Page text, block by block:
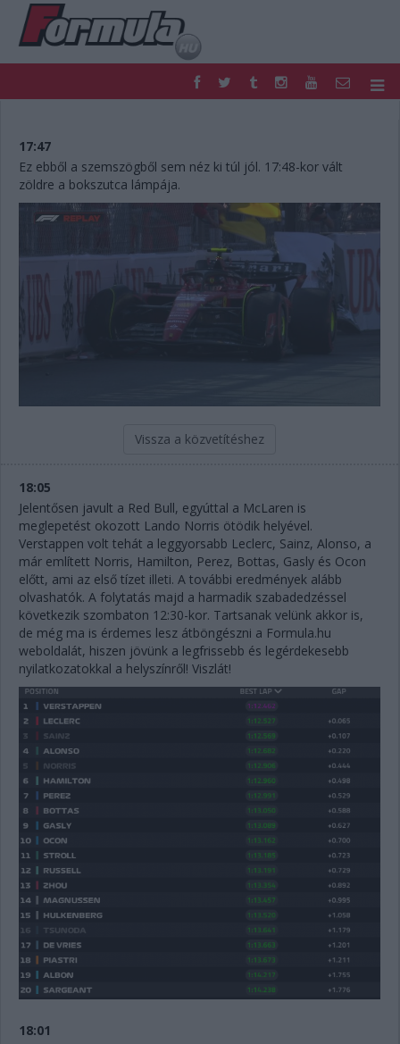
FORMULA
NEMZETKÖZI
HAZAI
RETRO
PODCAST
SHOP
DIGITÁLIS MAGAZIN
PONTÁLLÁSOK
VERSENYNAPTÁRAK
17:47
Ez ebből a szemszögből sem néz ki túl jól. 17:48-kor vált
zöldre a bokszutca lámpája.
Vissza a közvetítéshez
18:05
Jelentősen javult a Red Bull, egyúttal a McLaren is
meglepetést okozott Lando Norris ötödik helyével.
Verstappen volt tehát a leggyorsabb Leclerc, Sainz, Alonso, a
már említett Norris, Hamilton, Perez, Bottas, Gasly és Ocon
előtt, ami az első tízet illeti. A további eredmények alább
olvashatók. A folytatás majd a harmadik szabadedzéssel
következik szombaton 12:30-kor. Tartsanak velünk akkor is,
de még ma is érdemes lesz átböngészni a Formula.hu
weboldalát, hiszen jövünk a legfrissebb és legérdekesebb
nyilatkozatokkal a helyszínről! Viszlát!
18:01